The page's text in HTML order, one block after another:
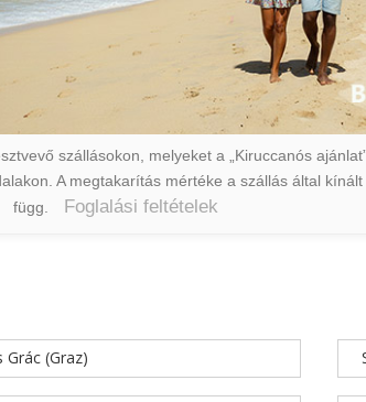
szállásokon, melyeket a „Kiruccanós
A megtakarítás mértéke a szállás által
függ.
Foglalási feltételek
Grác (Graz)